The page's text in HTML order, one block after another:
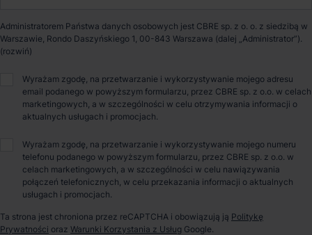
O parku
Nowy projekt Panattoni tuż przy granicy z Niemcami składać
się będzie z dwóch hal wielkości ponad 40 000 m2. Dzięki
bliskości centrum Szczecina, granicy Niemiec oraz autostrady
A6 i S3, projekt Panattoni Park Kołbaskowo zapewnia
doskonały szlak komunikacyjny z kluczowymi miastami,
dopływ wykfalifikowanych pracowników jak i dogodny dostęp
do infrastruktury transportu miejskiego. Powierzchnia dostępna
Administratorem Państwa danych osobowych jest CBRE sp. z o. o. z siedzibą w
Warszawie, Rondo Daszyńskiego 1, 00-843 Warszawa (dalej „Administrator”).
Wyrażam zgodę, na przetwarzanie i wykorzystywanie mojego adresu
email podanego w powyższym formularzu, przez CBRE sp. z o.o. w celach
marketingowych, a w szczególności w celu otrzymywania informacji o
aktualnych usługach i promocjach.
Wyrażam zgodę, na przetwarzanie i wykorzystywanie mojego numeru
telefonu podanego w powyższym formularzu, przez CBRE sp. z o.o. w
celach marketingowych, a w szczególności w celu nawiązywania
połączeń telefonicznych, w celu przekazania informacji o aktualnych
usługach i promocjach.
Ta strona jest chroniona przez reCAPTCHA i obowiązują ją Politykę
Prywatności oraz Warunki Korzystania z Usług Google.